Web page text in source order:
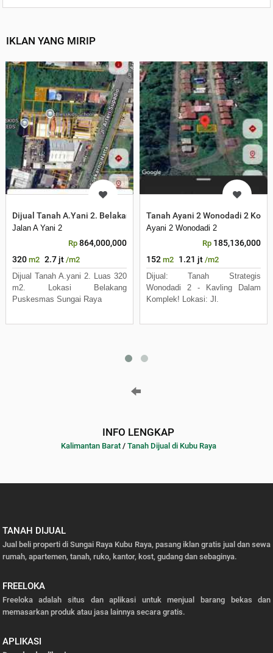
IKLAN YANG MIRIP
Dijual Tanah A.Yani 2. Belakang Puskesmas Sungai Raya dalam
Jalan A Yani 2
Rp 864,000,000
320 m2 2.7 jt /m2
Dijual Tanah A.yani 2. Luas 320
m2. Lokasi Belakang
Puskesmas Sungai Raya
Tanah Ayani 2 Wonodadi 2
Ayani 2 Wonodadi 2
Rp 185,136,000
152 m2 1.21 jt /m2
Dijual: Tanah Strategis
Wonodadi 2 - Kavling Dalam
Komplek! Lokasi: Jl.
INFO LENGKAP
Kalimantan Barat/ Tanah Dijual di Kubu Raya
TANAH DIJUAL
Jual beli properti di Sungai Raya Kubu Raya, pasang iklan gratis jual dan sewa
rumah, apartemen, tanah, ruko, kantor, kost, gudang dan sebaginya.
FREELOKA
Freeloka adalah situs dan aplikasi untuk menjual barang bekas dan
memasarkan produk atau jasa lainnya secara gratis.
APLIKASI